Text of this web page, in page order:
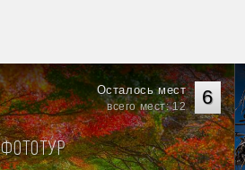
6
Осталось мест
всего мест: 12
Фототур